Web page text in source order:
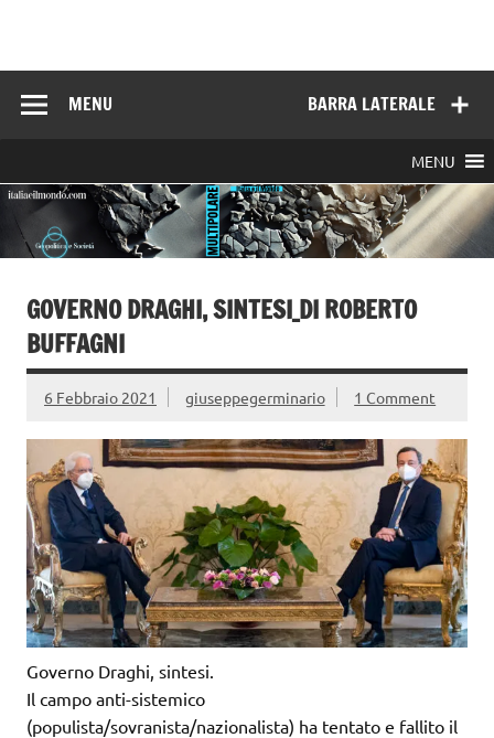
BARRA LATERALE
MENU
MENU
GOVERNO DRAGHI, SINTESI_DI ROBERTO
BUFFAGNI
6 Febbraio 2021 giuseppegerminario 1 Comment
Governo Draghi, sintesi.
Il campo anti-sistemico
(populista/sovranista/nazionalista) ha tentato e fallito il